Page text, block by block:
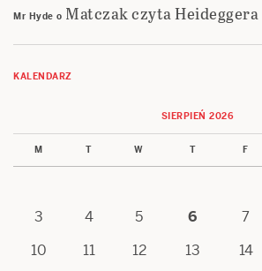
Mr Hyde o Matczak czyta Heideggera
KALENDARZ
SIERPIEŃ 2026
M T W T F
3
4 5 6 7
10
11 12 13 14